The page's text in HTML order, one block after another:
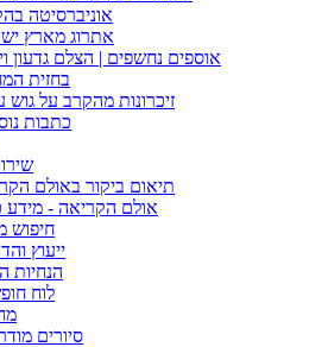
אוניברסיטה
אתרוג מארץ
אוספים נחשפים | הצלם גדעון
בחזית
זיכרונות מהקרב על גוש
כתבות
תיאום ביקור באולם
אולם הקריאה - מידע
חיפוש
ייעוץ
הנחיות
לוח
סיורים